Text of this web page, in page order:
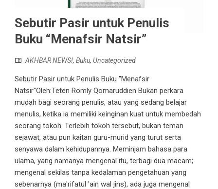
Sebutir Pasir untuk Penulis
Buku “Menafsir Natsir”
AKHBAR NEWS!, Buku, Uncategorized
Sebutir Pasir untuk Penulis Buku "Menafsir
Natsir"Oleh:Teten Romly Qomaruddien Bukan perkara
mudah bagi seorang penulis, atau yang sedang belajar
menulis, ketika ia memiliki keinginan kuat untuk membedah
seorang tokoh. Terlebih tokoh tersebut, bukan teman
sejawat, atau pun kaitan guru-murid yang turut serta
senyawa dalam kehidupannya. Meminjam bahasa para
ulama, yang namanya mengenal itu, terbagi dua macam;
mengenal sekilas tanpa kedalaman pengetahuan yang
sebenarnya (ma'rifatul 'ain wal jins), ada juga mengenal